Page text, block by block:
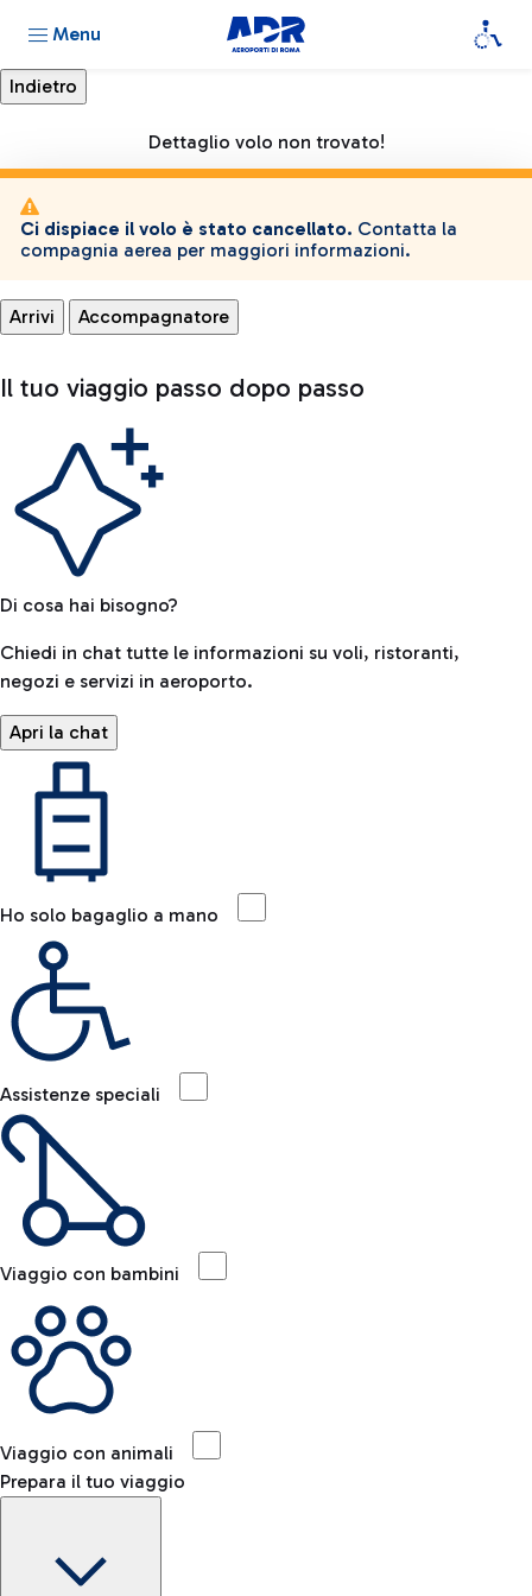
Menu
Dettaglio volo non trovato!
Ci dispiace il volo è stato cancellato. Contatta la
compagnia aerea per maggiori informazioni.
Arrivi Accompagnatore
Il tuo viaggio passo dopo passo
Di cosa hai bisogno?
Chiedi in chat tutte le informazioni su voli, ristoranti,
negozi e servizi in aeroporto.
Apri la chat
Ho solo bagaglio a mano
Assistenze speciali
Viaggio con bambini
Viaggio con animali
Prepara il tuo viaggio